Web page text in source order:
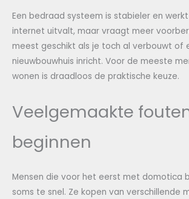
Een bedraad systeem is stabieler en
internet uitvalt, maar vraagt meer
meest geschikt als je toch al verbouwt of
nieuwbouwhuis inricht. Voor de meeste
wonen is draadloos de praktische keuze.
Veelgemaakte
beginnen
Mensen die voor het eerst met domotica
soms te snel. Ze kopen van verschillende